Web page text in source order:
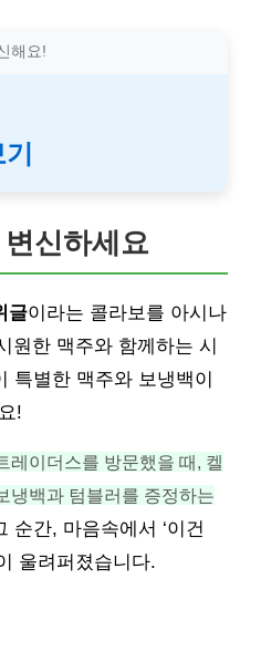
해요!
신하세요
글이라는 콜라보를 아시나
원한 맥주와 함께하는 시
특별한 맥주와 보냉백이
!
레이더스를 방문했을 때, 켈
냉백과 텀블러를 증정하는
순간, 마음속에서 ‘이건
울려퍼졌습니다.